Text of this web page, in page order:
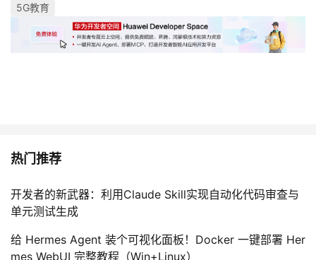
5G教育
热门推荐
开发者的新武器：利用Claude Skill实现自动化代码审查与
单元测试生成
给 Hermes Agent 装个可视化面板！Docker 一键部署 Her
mes WebUI 完整教程（Win+Linux）